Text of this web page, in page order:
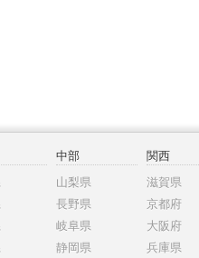
中部
山梨県
長野県
岐阜県
静岡県
関西
滋賀県
京都府
大阪府
兵庫県